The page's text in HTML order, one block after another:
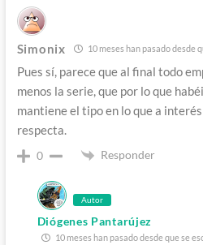
Simonix 10 meses han pasado desde
Pues sí, parece que al final todo
menos la serie, que por lo que
mantiene el tipo en lo que a
respecta.
0 Responder
Autor
Diógenes Pantarújez
10 meses han pasado desde que se